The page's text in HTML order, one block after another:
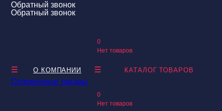
Обратный звонок
Обратный звонок
0
Нет товаров
О КОМПАНИИ КАТАЛОГ ТОВАРОВ
Отложенные товары
0
Нет товаров